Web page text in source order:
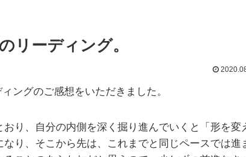
リーディング。
ングのご感想をいただきました。
おり、自分の内側を深く掘り進んでいくと「形を変
なり、そこから先は、これまでと同じペースでは進